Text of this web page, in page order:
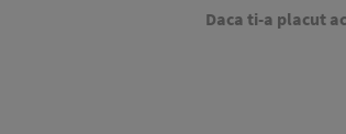
Daca ti-a placut